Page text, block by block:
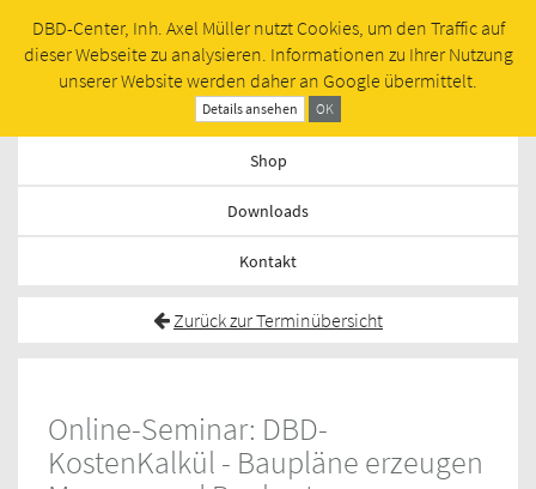
Termine
Shop
Downloads
Kontakt
Zurück zur Terminübersicht
Online-Seminar: DBD-
KostenKalkül - Baupläne erzeugen
DBD-Center, Inh. Axel Müller nutzt Cookies, um den Traffic auf
dieser Webseite zu analysieren. Informationen zu Ihrer Nutzung
unserer Website werden daher an Google übermittelt.
Details ansehen OK